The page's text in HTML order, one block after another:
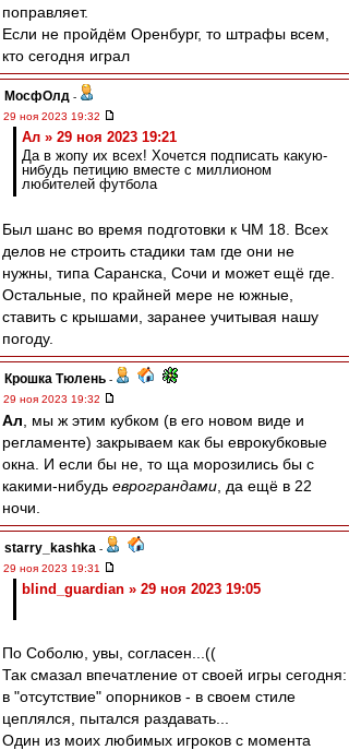
поправляет.
Если не пройдём Оренбург, то штрафы всем,
кто сегодня играл
МосфОлд -
29 ноя 2023 19:32
Ал » 29 ноя 2023 19:21
Да в жопу их всех! Хочется подписать какую-
нибудь петицию вместе с миллионом
любителей футбола
Был шанс во время подготовки к ЧМ 18. Всех
делов не строить стадики там где они не
нужны, типа Саранска, Сочи и может ещё где.
Остальные, по крайней мере не южные,
ставить с крышами, заранее учитывая нашу
погоду.
Крошка Тюлень -
29 ноя 2023 19:32
Ал , мы ж этим кубком (в его новом виде и
регламенте) закрываем как бы еврокубковые
окна. И если бы не, то ща морозились бы с
какими-нибудь еврограндами , да ещё в 22
ночи.
starry_kashka -
29 ноя 2023 19:31
blind_guardian » 29 ноя 2023 19:05
По Соболю, увы, согласен...((
Так смазал впечатление от своей игры сегодня:
в "отсутствие" опорников - в своем стиле
цеплялся, пытался раздавать...
Один из моих любимых игроков с момента